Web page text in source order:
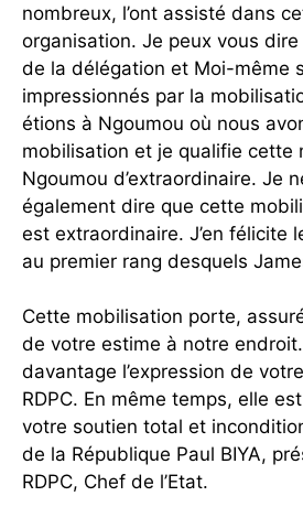
nombreux, l’ont assisté dans
organisation. Je peux vous
de la délégation et Moi-même
impressionnés par la
étions à Ngoumou où nous
mobilisation et je qualifie cette
Ngoumou d’extraordinaire. Je
également dire que cette
est extraordinaire. J’en félicite
au premier rang desquels
Cette mobilisation porte,
de votre estime à notre
davantage l’expression de
RDPC. En même temps, elle
votre soutien total et
de la République Paul BIYA,
RDPC, Chef de l’Etat.